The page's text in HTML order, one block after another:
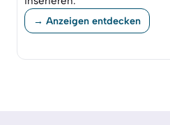
→ Anzeigen entdecken